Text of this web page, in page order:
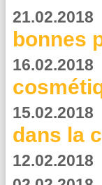
21.02.2018
bonnes
16.02.2018
15.02.2018
dans la
12.02.2018